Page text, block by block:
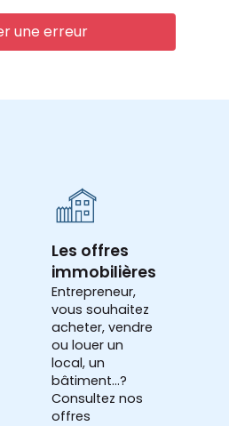
une erreur
Les offres
immobilières
Entrepreneur,
vous souhaitez
acheter, vendre
ou louer un
local, un
bâtiment...?
Consultez nos
offres